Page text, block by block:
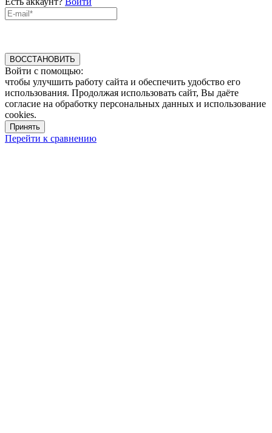
ВОССТАНОВИТЬ
Войти с помощью:
чтобы улучшить работу сайта и обеспечить удобство его
использования. Продолжая использовать сайт, Вы даёте
согласие на обработку персональных данных и использование
cookies.
Принять
Перейти к сравнению